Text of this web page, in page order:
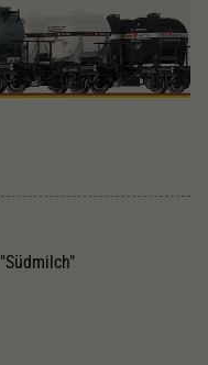
"Südmilch"